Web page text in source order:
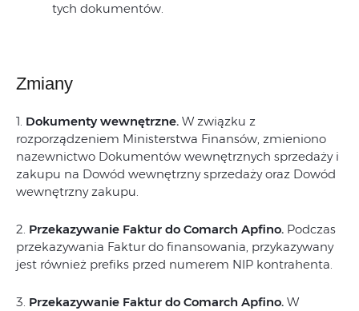
tych dokumentów.
Zmiany
1. Dokumenty wewnętrzne. W związku z
rozporządzeniem Ministerstwa Finansów, zmieniono
nazewnictwo Dokumentów wewnętrznych sprzedaży i
zakupu na Dowód wewnętrzny sprzedaży oraz Dowód
wewnętrzny zakupu.
2. Przekazywanie Faktur do Comarch Apfino. Podczas
przekazywania Faktur do finansowania, przykazywany
jest również prefiks przed numerem NIP kontrahenta.
3. Przekazywanie Faktur do Comarch Apfino. W